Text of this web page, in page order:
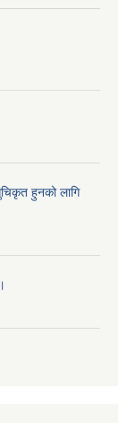
हुनको लागि